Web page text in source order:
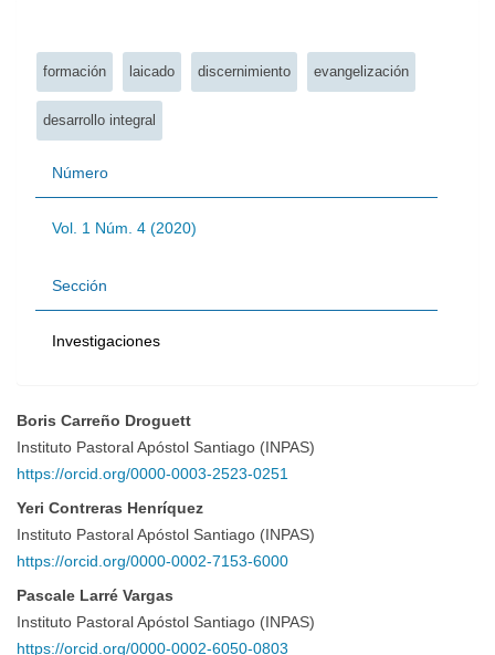
formación laicado discernimiento evangelización
desarrollo integral
Número
Vol. 1 Núm. 4 (2020)
Sección
Investigaciones
Contenido
principal
del
artículo
Boris Carreño Droguett
Instituto Pastoral Apóstol Santiago (INPAS)
https://orcid.org/0000-0003-2523-0251
Yeri Contreras Henríquez
Instituto Pastoral Apóstol Santiago (INPAS)
https://orcid.org/0000-0002-7153-6000
Pascale Larré Vargas
Instituto Pastoral Apóstol Santiago (INPAS)
https://orcid.org/0000-0002-6050-0803